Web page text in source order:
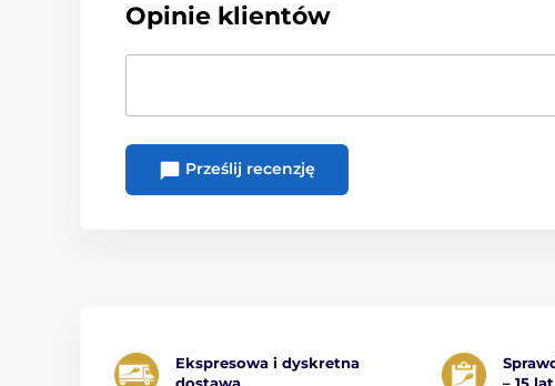
Opinie klientów
Prześlij recenzję
Ekspresowa i dyskretna
dostawa
– 15